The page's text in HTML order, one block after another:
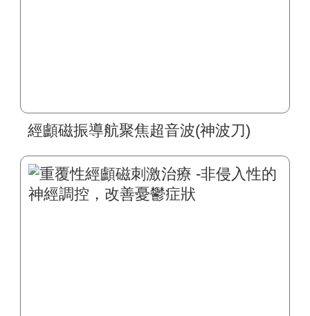
經顱磁振導航聚焦超音波(神波刀)